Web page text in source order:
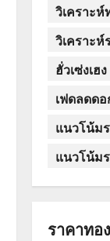
วิเคราะ
วิเคราะ
ฮั่วเซ่งเฮง
เฟดลดดอ
แนวโน้ม
แนวโน้ม
ราคาทอง